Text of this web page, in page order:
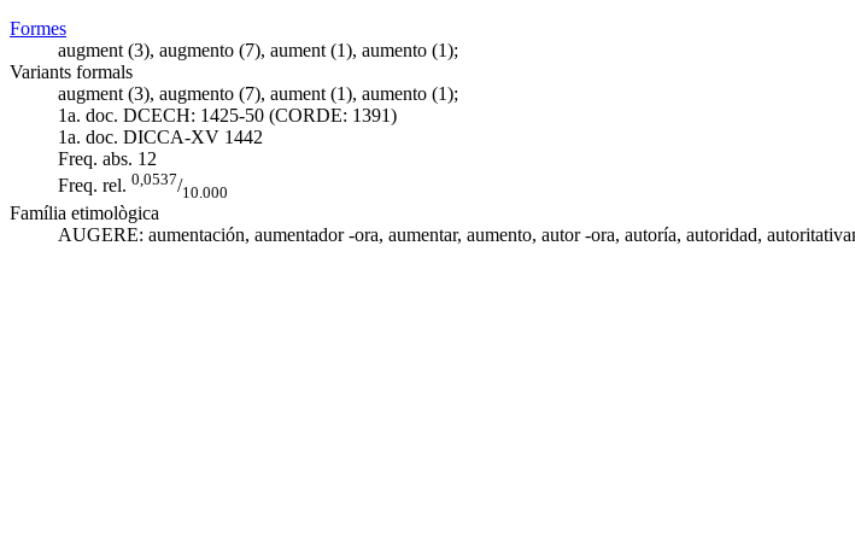
Formes
augment (3), augmento (7), aument (1), aumento (1);
Variants formals
augment (3), augmento (7), aument (1), aumento (1);
1a. doc. DCECH: 1425-50 (CORDE: 1391)
1a. doc. DICCA-XV 1442
Freq. abs. 12
Freq. rel. 0,0537/10.000
Família etimològica
AUGERE: aumentación, aumentador -ora, aumentar, aumento, autor -ora, autoría, autoridad,